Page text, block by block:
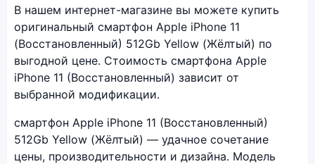
В нашем интернет-магазине вы можете купить
оригинальный смартфон Apple iPhone 11
(Восстановленный) 512Gb Yellow (Жёлтый) по
выгодной цене. Стоимость смартфона Apple
iPhone 11 (Восстановленный) зависит от
выбранной модификации.
смартфон Apple iPhone 11 (Восстановленный)
512Gb Yellow (Жёлтый) — удачное сочетание
цены, производительности и дизайна. Модель